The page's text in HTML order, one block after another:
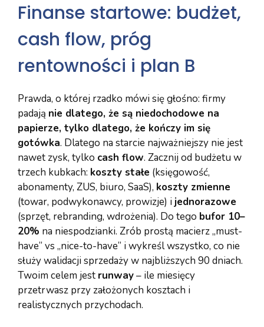
Finanse startowe: budżet,
cash flow, próg
rentowności i plan B
Prawda, o której rzadko mówi się głośno: firmy
padają nie dlatego, że są niedochodowe na
papierze, tylko dlatego, że kończy im się
gotówka. Dlatego na starcie najważniejszy nie jest
nawet zysk, tylko cash flow. Zacznij od budżetu w
trzech kubkach: koszty stałe (księgowość,
abonamenty, ZUS, biuro, SaaS), koszty zmienne
(towar, podwykonawcy, prowizje) ijednorazowe
(sprzęt, rebranding, wdrożenia). Do tego bufor 10–
20% na niespodzianki. Zrób prostą macierz „must-
have” vs „nice-to-have” i wykreśl wszystko, co nie
służy walidacji sprzedaży w najbliższych 90 dniach.
Twoim celem jest runway– ile miesięcy
przetrwasz przy założonych kosztach i
realistycznych przychodach.